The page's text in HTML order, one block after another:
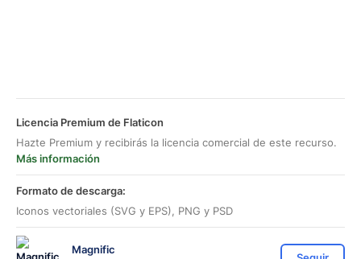
Licencia Premium de Flaticon
Hazte Premium y recibirás la licencia comercial de este recurso.
Más información
Formato de descarga:
Iconos vectoriales (SVG y EPS), PNG y PSD
Magnific